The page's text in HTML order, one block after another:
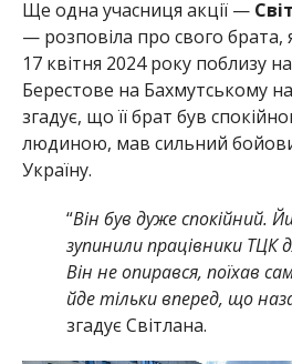
Ще одна учасниця акції —
— розповіла про свого брата,
17 квітня 2024 року поблизу
Берестове на Бахмутському
згадує, що її брат був
людиною, мав сильний
Україну.
“Він був дуже спокійний.
зупинили працівники ТЦК
Він не опирався, поїхав
йде тільки вперед, що
згадує Світлана.